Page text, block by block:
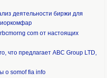
деятельности биржи для
com от настоящих
что предлагает ABC Group LTD,
о somof fia info